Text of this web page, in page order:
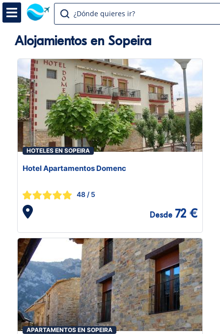
¿Dónde quieres ir?
Alojamientos en Sopeira
HOTELES EN SOPEIRA
Hotel Apartamentos Domenc
48 / 5
Desde 72 €
APARTAMENTOS EN SOPEIRA